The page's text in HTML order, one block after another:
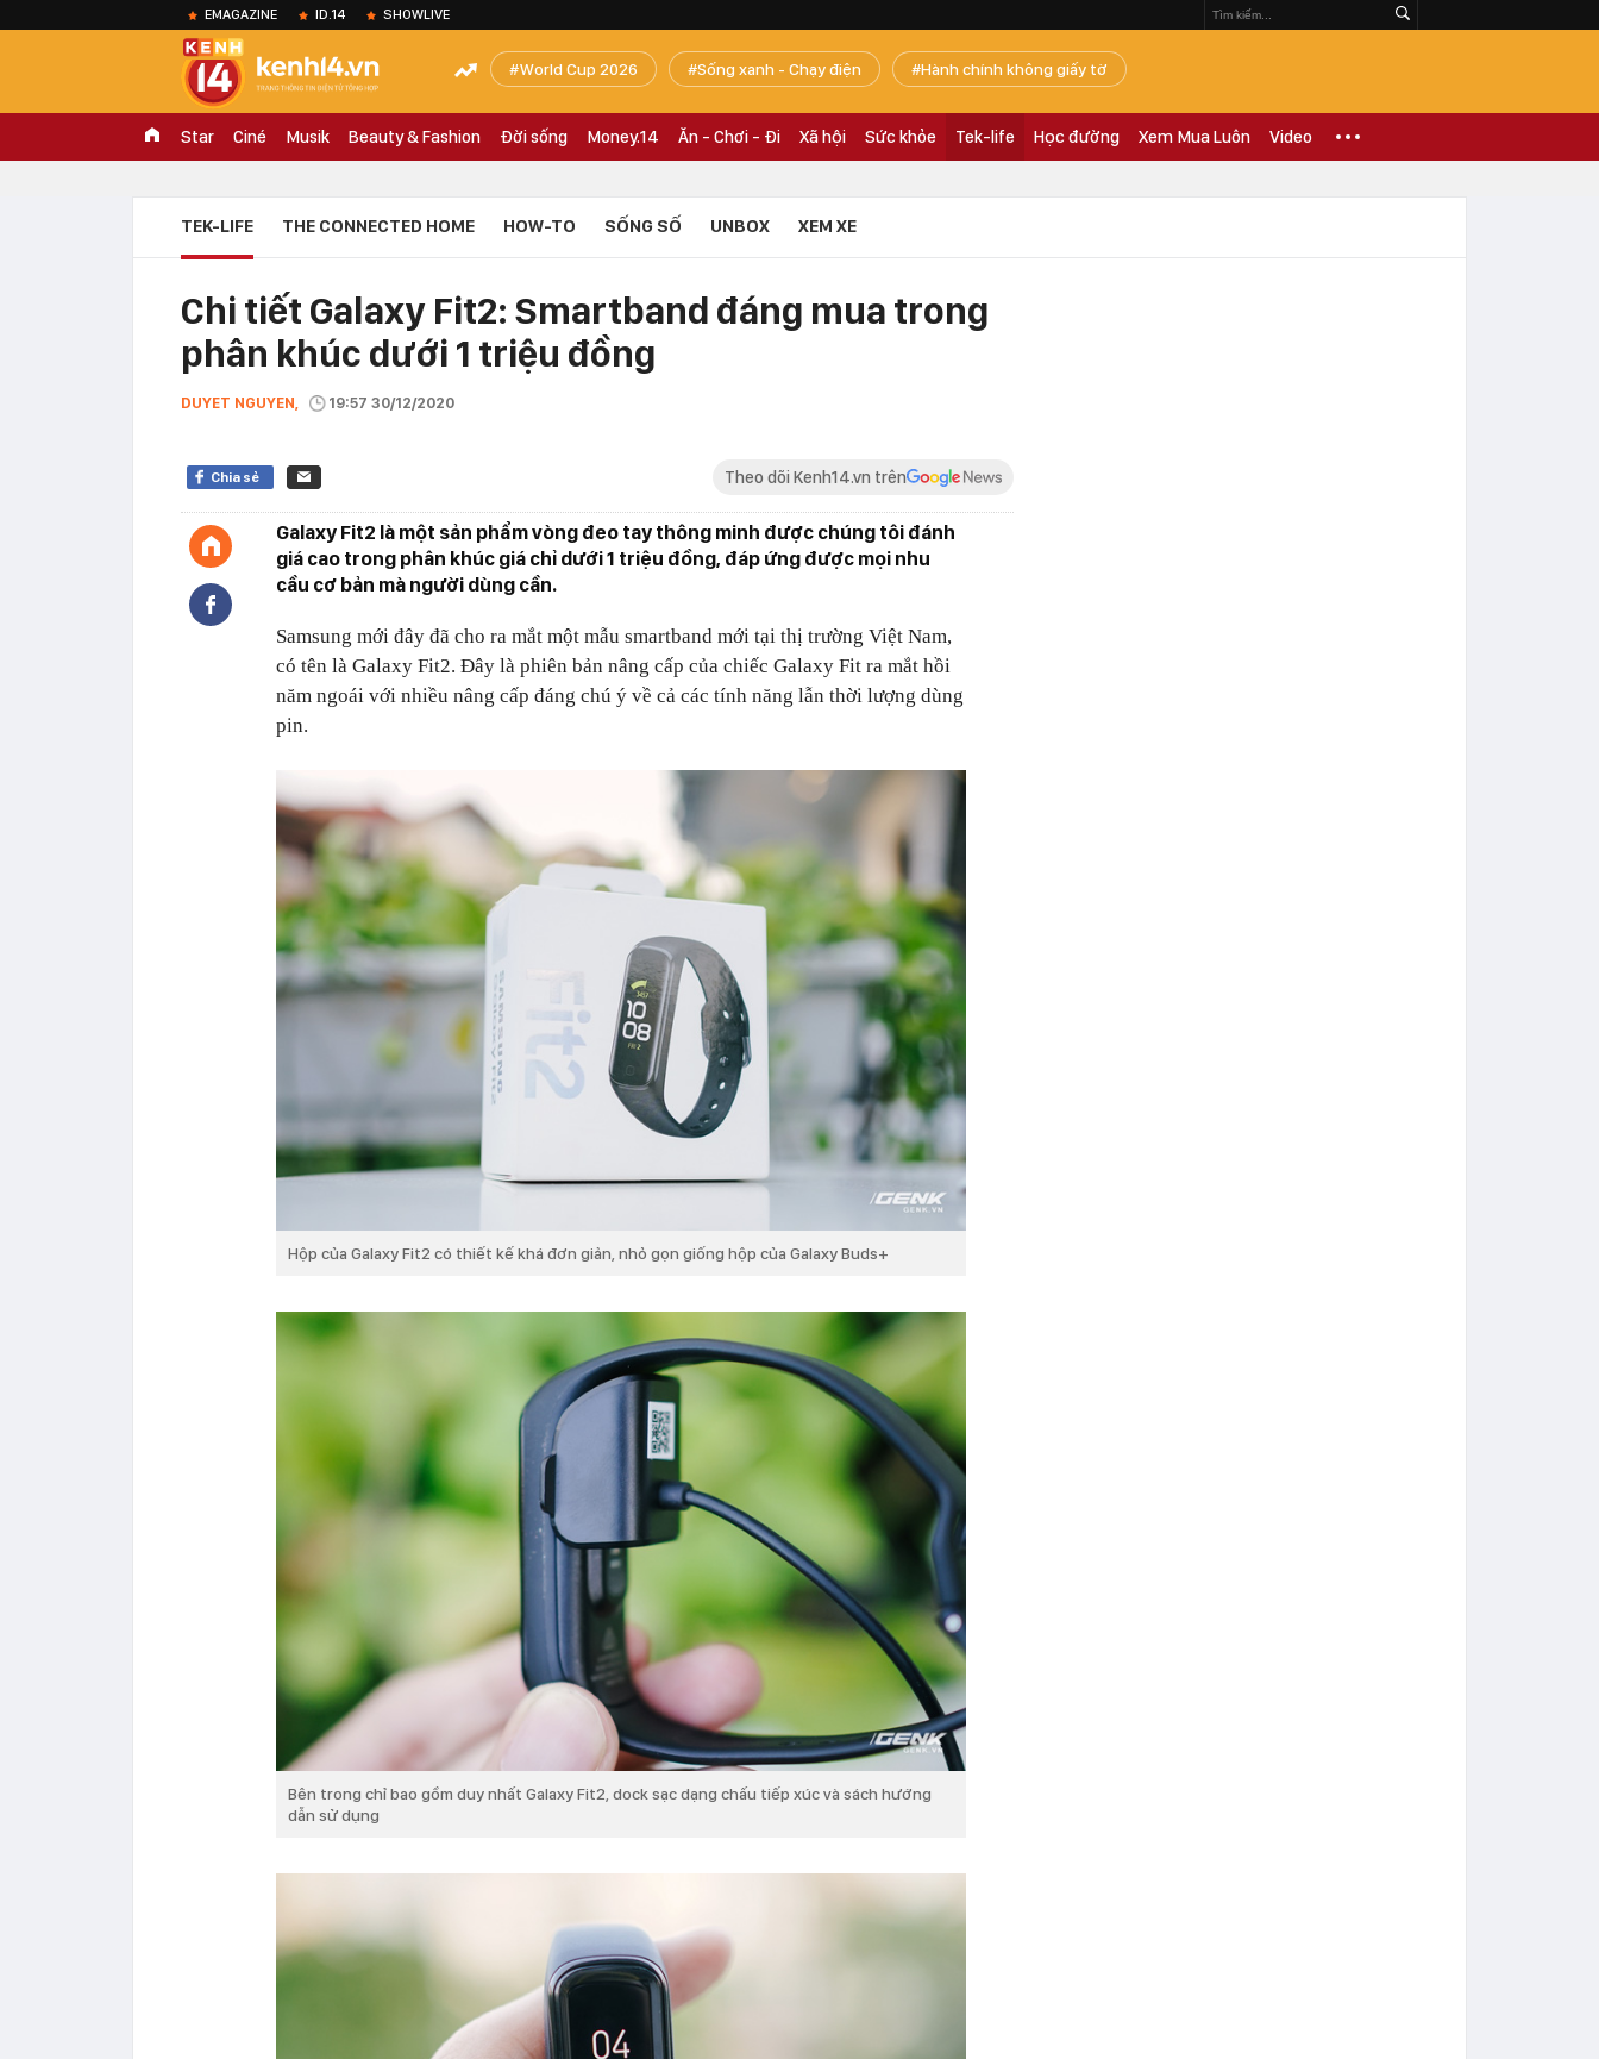
EMAGAZINE ID.14 SHOWLIVE
World Cup 2026 Sống xanh - Chạy điện Hành chính không giấy tờ
Star Ciné Musik Beauty & Fashion Đời sống Money.14 Ăn - Chơi - Đi Xã hội Sức khỏe Tek-life Học đường Xem Mua Luôn Video
TEK-LIFE THE CONNECTED HOME HOW-TO SỐNG SỐ UNBOX XEM XE
Chi tiết Galaxy Fit2: Smartband đáng mua trong
phân khúc dưới 1 triệu đồng
DUYET NGUYEN, 19:57 30/12/2020
Chia sẻ Theo dõi Kenh14.vn trên
Galaxy Fit2 là một sản phẩm vòng đeo tay thông minh được chúng tôi đánh
giá cao trong phân khúc giá chỉ dưới 1 triệu đồng, đáp ứng được mọi nhu
cầu cơ bản mà người dùng cần.
Samsung mới đây đã cho ra mắt một mẫu smartband mới tại thị trường Việt Nam,
có tên là Galaxy Fit2. Đây là phiên bản nâng cấp của chiếc Galaxy Fit ra mắt hồi
năm ngoái với nhiều nâng cấp đáng chú ý về cả các tính năng lẫn thời lượng dùng
pin.
Hộp của Galaxy Fit2 có thiết kế khá đơn giản, nhỏ gọn giống hộp của Galaxy Buds+
Bên trong chỉ bao gồm duy nhất Galaxy Fit2, dock sạc dạng chấu tiếp xúc và sách hướng
dẫn sử dụng